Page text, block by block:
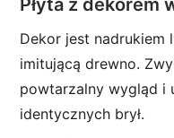
Płyta z dekorem
Dekor jest nadrukiem
imitującą drewno.
powtarzalny wygląd i
identycznych brył.